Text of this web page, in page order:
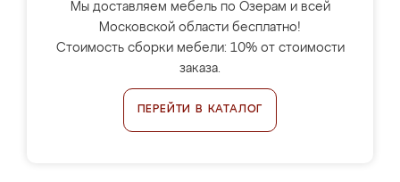
Мы доставляем мебель по Озерам и всей
Московской области бесплатно!
Стоимость сборки мебели: 10% от стоимости
заказа.
ПЕРЕЙТИ В КАТАЛОГ